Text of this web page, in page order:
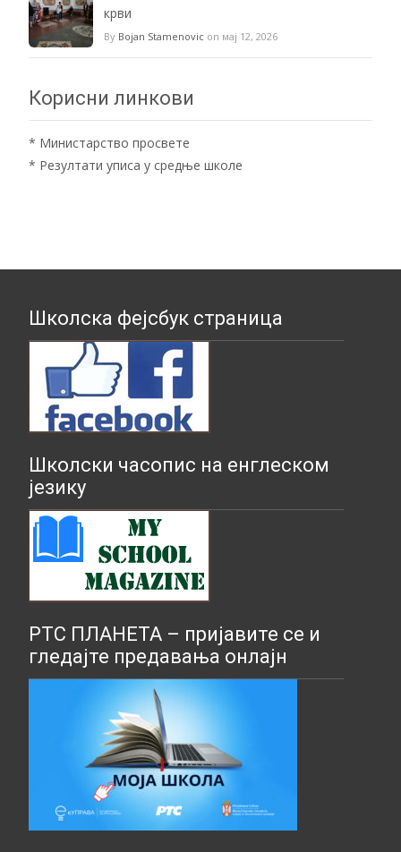
крви
By Bojan Stamenovic on мај 12, 2026
Корисни линкови
* Министарство просвете
* Резултати уписа у средње школе
Школска фејсбук страница
Школски часопис на енглеском
језику
РТС ПЛАНЕТА – пријавите се и
гледајте предавања онлајн